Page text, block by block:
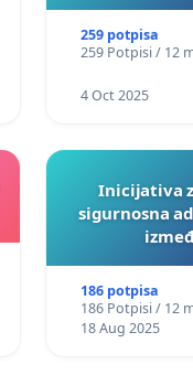
259 potpisa
259 Potpisi / 12
4 Oct 2025
Inicijativa
sigurnosna
186 potpisa
186 Potpisi / 12
18 Aug 2025